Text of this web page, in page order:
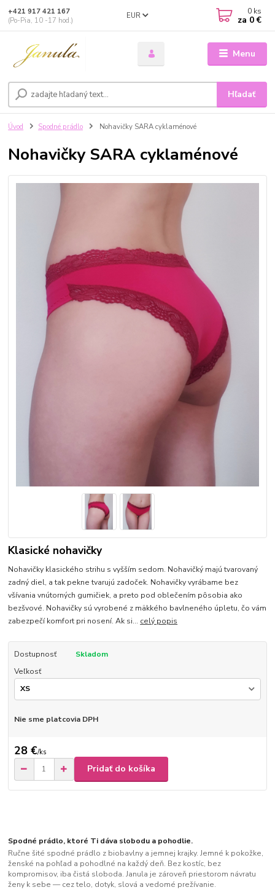
Menu
EUR
Hľadať
+421 917 421 167
(Po-Pia, 10 -17 hod.)
0 ks
za 0 €
Úvod Spodné prádlo Nohavičky SARA cyklaménové
Nohavičky SARA cyklaménové
Klasické nohavičky
Nohavičky klasického strihu s vyšším sedom. Nohavičký majú tvarovaný
zadný diel, a tak pekne tvarujú zadoček. Nohavičky vyrábame bez
všívania vnútorných gumičiek, a preto pod oblečením pôsobia ako
bezšvové. Nohavičky sú vyrobené z mäkkého bavlneného úpletu, čo vám
zabezpečí komfort pri nosení. Ak si... celý popis
Dostupnosť
Skladom
Veľkosť
Nie sme platcovia DPH
28 €/ks
Pridať do košíka
Spodné prádlo, ktoré Ti dáva slobodu a pohodlie.
Ručne šité spodné prádlo z biobavlny a jemnej krajky. Jemné k pokožke,
ženské na pohľad a pohodlné na každý deň. Bez kostíc, bez
kompromisov, iba čistá sloboda. Janula je zároveň priestorom návratu
ženy k sebe — cez telo, dotyk, slová a vedomé prežívanie.